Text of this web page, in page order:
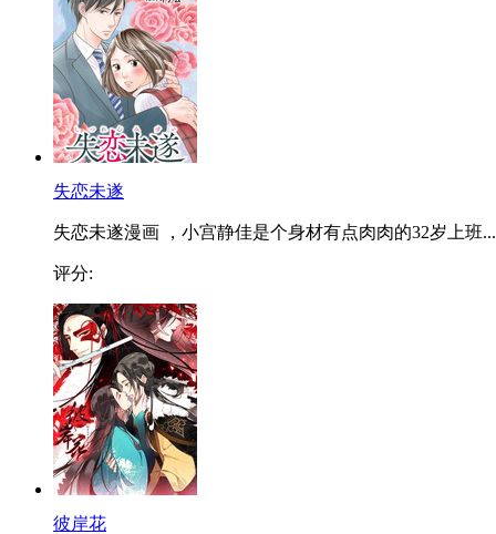
失恋未遂
失恋未遂漫画 ，小宫静佳是个身材有点肉肉的32岁上班...
评分:
彼岸花